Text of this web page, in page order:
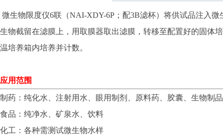
微生物限度仪6联（NAI-XDY-6P；配3B滤杯）将供试品注入
生物截留在滤膜上，用取膜器取出滤膜，转移至配置好的固体
温培养箱内培养并计数。
应用范围
制药：纯化水、注射用水、眼用制剂、原料药、胶囊、生物制
食品：纯净水、矿泉水、饮料
化工：各种需测试微生物水样